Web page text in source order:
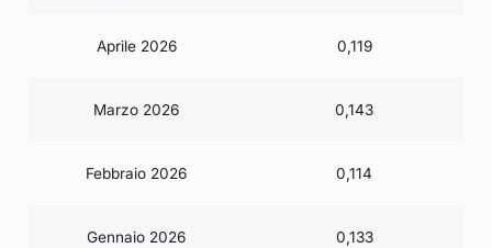
Aprile 2026 0,119
Marzo 2026 0,143
Febbraio 2026 0,114
Gennaio 2026 0,133